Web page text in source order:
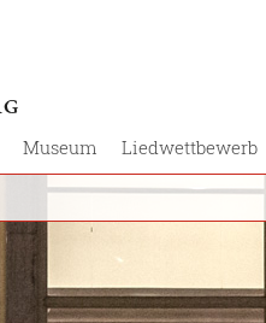
Museum Liedwettbewerb